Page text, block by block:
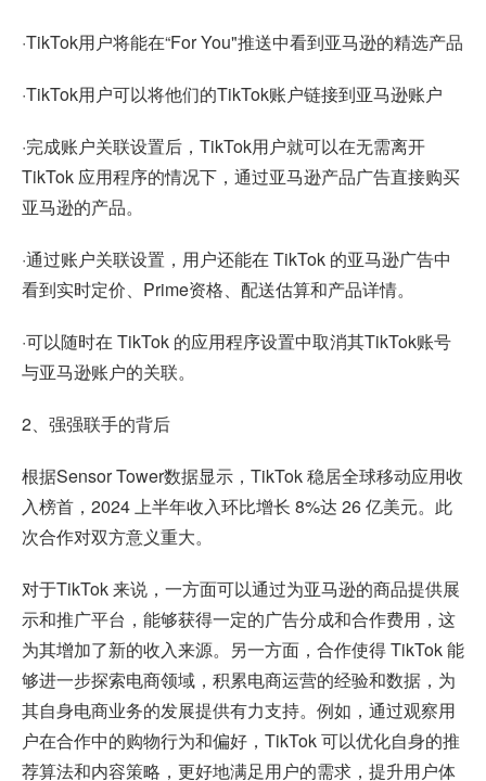
·TikTok用户将能在“For You"推送中看到亚马逊的精选产品
·TikTok用户可以将他们的TikTok账户链接到亚马逊账户
·完成账户关联设置后，TikTok用户就可以在无需离开
TikTok 应用程序的情况下，通过亚马逊产品广告直接购买
亚马逊的产品。
·通过账户关联设置，用户还能在 TikTok 的亚马逊广告中
看到实时定价、Prime资格、配送估算和产品详情。
·可以随时在 TikTok 的应用程序设置中取消其TikTok账号
与亚马逊账户的关联。
2、强强联手的背后
根据Sensor Tower数据显示，TikTok 稳居全球移动应用收
入榜首，2024 上半年收入环比增长 8%达 26 亿美元。此
次合作对双方意义重大。
对于TikTok 来说，一方面可以通过为亚马逊的商品提供展
示和推广平台，能够获得一定的广告分成和合作费用，这
为其增加了新的收入来源。另一方面，合作使得 TikTok 能
够进一步探索电商领域，积累电商运营的经验和数据，为
其自身电商业务的发展提供有力支持。例如，通过观察用
户在合作中的购物行为和偏好，TikTok 可以优化自身的推
荐算法和内容策略，更好地满足用户的需求，提升用户体